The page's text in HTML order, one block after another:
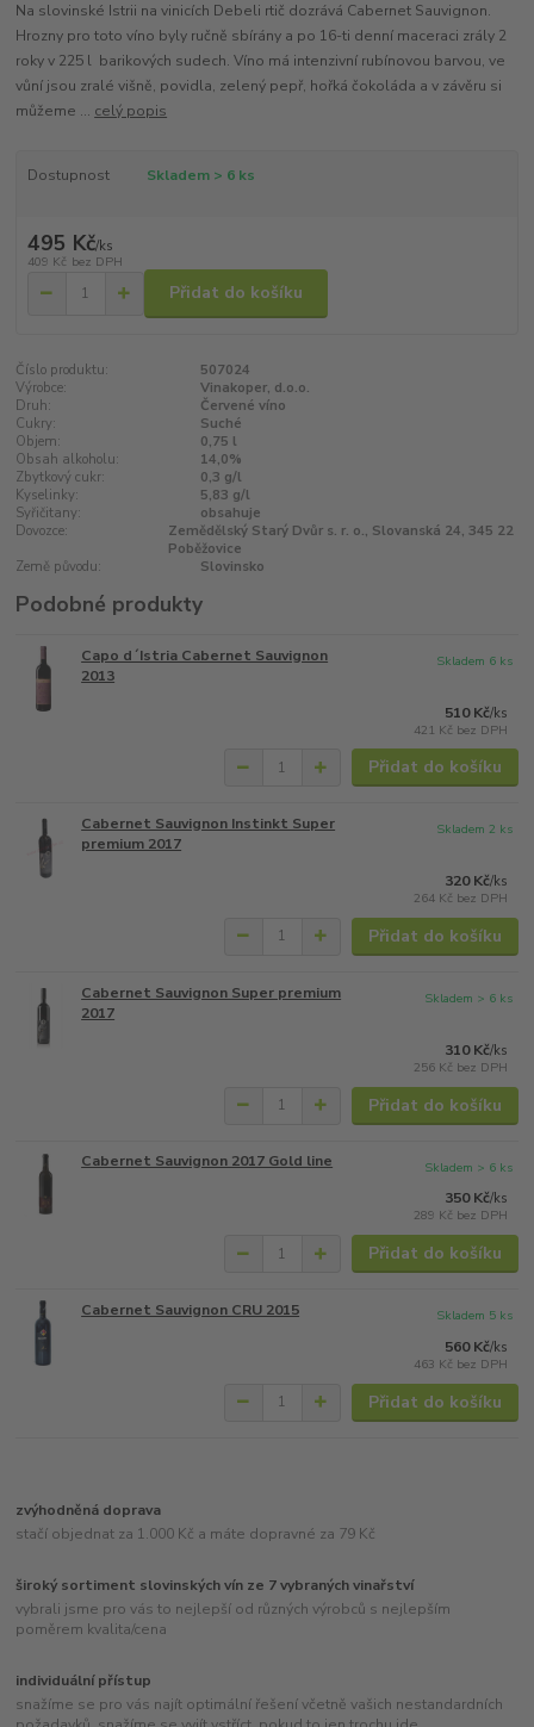
Na slovinské Istrii na vinicích Debeli rtič dozrává Cabernet Sauvignon.
Hrozny pro toto víno byly ručně sbírány a po 16-ti denní maceraci zrály 2
roky v 225 l barikových sudech. Víno má intenzivní rubínovou barvou, ve
vůní jsou zralé višně, povidla, zelený pepř, hořká čokoláda a v závěru si
můžeme ... celý popis
Dostupnost Skladem > 6 ks
495 Kč/ks
409 Kč bez DPH
Přidat do košíku
Číslo produktu:
507024
Výrobce:
Vinakoper, d.o.o.
Druh:
Červené víno
Cukry:
Suché
Objem:
0,75 l
Obsah alkoholu:
14,0%
Zbytkový cukr:
0,3 g/l
Kyselinky:
5,83 g/l
Syřičitany:
obsahuje
Dovozce:
Zemědělský Starý Dvůr s. r. o., Slovanská 24, 345 22
Poběžovice
Země původu:
Slovinsko
Podobné produkty
Capo d´Istria Cabernet Sauvignon
2013
510 Kč/ks
421 Kč bez DPH
Skladem 6 ks
Přidat do košíku
Cabernet Sauvignon Instinkt Super
premium 2017
320 Kč/ks
264 Kč bez DPH
Skladem 2 ks
Přidat do košíku
Cabernet Sauvignon Super premium
2017
310 Kč/ks
256 Kč bez DPH
Skladem > 6 ks
Přidat do košíku
Cabernet Sauvignon 2017 Gold line
350 Kč/ks
289 Kč bez DPH
Skladem > 6 ks
Přidat do košíku
Cabernet Sauvignon CRU 2015
560 Kč/ks
463 Kč bez DPH
Skladem 5 ks
Přidat do košíku
zvýhodněná doprava
stačí objednat za 1.000 Kč a máte dopravné za 79 Kč
široký sortiment slovinských vín ze 7 vybraných vinařství
vybrali jsme pro vás to nejlepší od různých výrobců s nejlepším
poměrem kvalita/cena
individuální přístup
snažíme se pro vás najít optimální řešení včetně vašich nestandardních